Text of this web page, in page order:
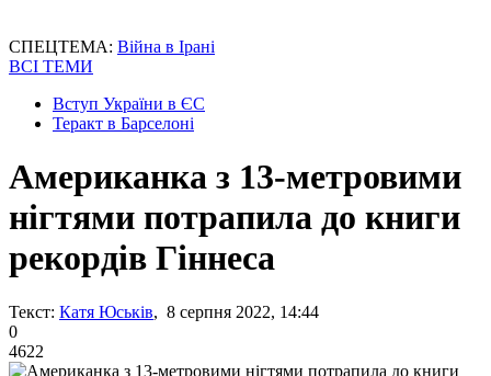
СПЕЦТЕМА: Війна в Ірані
ВСІ ТЕМИ
Вступ України в ЄС
Теракт в Барселоні
Американка з 13-метровими
нігтями потрапила до книги
рекордів Гіннеса
Текст: Катя Юськів, 8 серпня 2022, 14:44
0
4622